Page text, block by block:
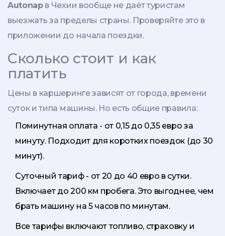
Autonapв Чехии вообще не даёт туристам
выезжать за пределы страны. Проверяйте это в
приложении до начала поездки.
Сколько стоит и как
платить
Цены в каршеринге зависят от города, времени
суток и типа машины. Но есть общие правила:
Поминутная оплата - от 0,15 до 0,35 евро за
минуту. Подходит для коротких поездок (до 30
минут).
Суточный тариф - от 20 до 40 евро в сутки.
Включает до 200 км пробега. Это выгоднее, чем
брать машину на 5 часов по минутам.
Все тарифы включают топливо, страховку и